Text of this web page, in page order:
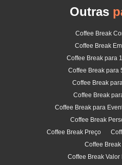
Outras
Coffee Break
Coffee Break
Coffee Break para
Coffee Break para
Coffee Break
Coffee Break
Coffee Break para
Coffee Break
Coffee Break Preço
Coffee
Coffee Break Valor